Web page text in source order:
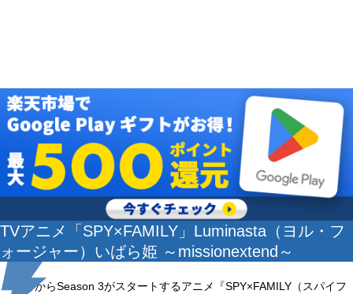
TVアニメ「SPY×FAMILY」Luminasta（ヨル・フ
ォージャー）いばら姫 ～missionextend～
10月からSeason 3がスタートするアニメ『SPY×FAMILY（スパイフ